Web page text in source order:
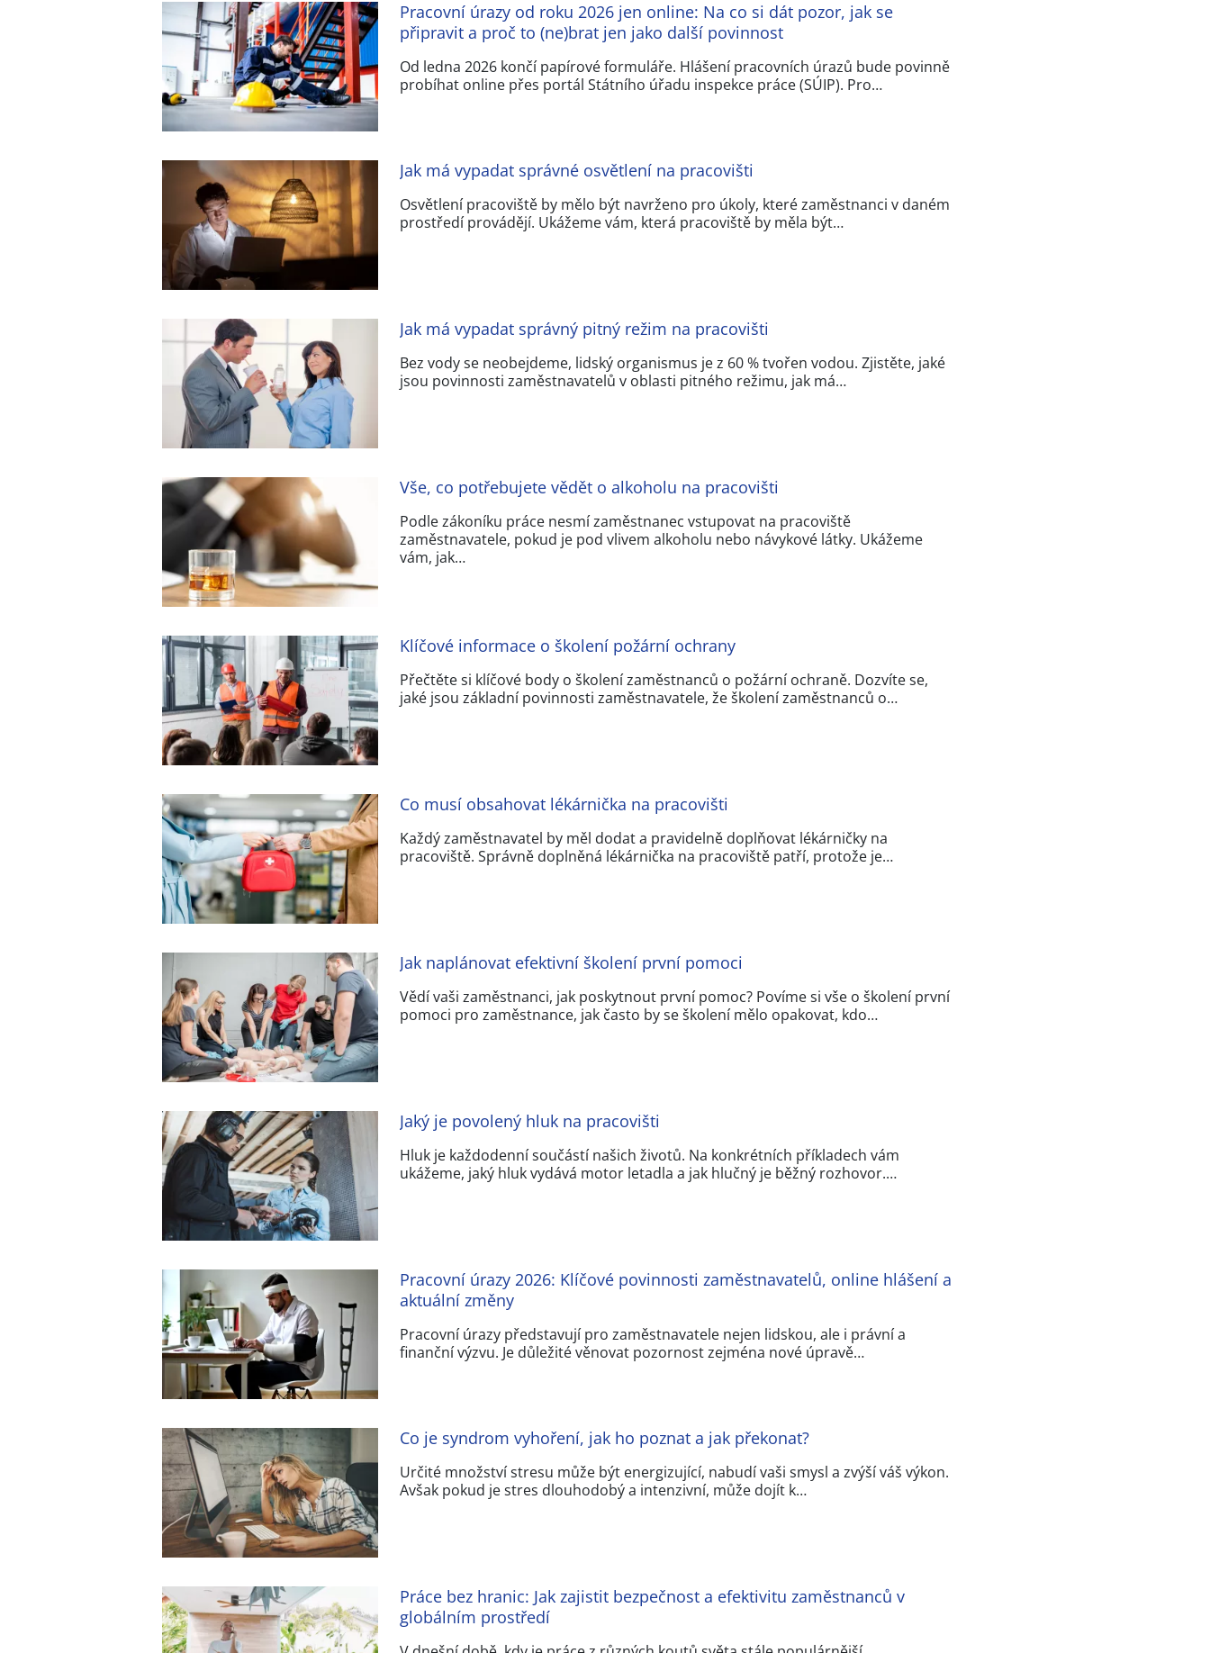
Pracovní úrazy od roku 2026 jen online: Na co si dát pozor, jak se
připravit a proč to (ne)brat jen jako další povinnost
Od ledna 2026 končí papírové formuláře. Hlášení pracovních úrazů bude povinně
probíhat online přes portál Státního úřadu inspekce práce (SÚIP). Pro…
Jak má vypadat správné osvětlení na pracovišti
Osvětlení pracoviště by mělo být navrženo pro úkoly, které zaměstnanci v daném
prostředí provádějí. Ukážeme vám, která pracoviště by měla být…
Jak má vypadat správný pitný režim na pracovišti
Bez vody se neobejdeme, lidský organismus je z 60 % tvořen vodou. Zjistěte, jaké
jsou povinnosti zaměstnavatelů v oblasti pitného režimu, jak má…
Vše, co potřebujete vědět o alkoholu na pracovišti
Podle zákoníku práce nesmí zaměstnanec vstupovat na pracoviště
zaměstnavatele, pokud je pod vlivem alkoholu nebo návykové látky. Ukážeme
vám, jak…
Klíčové informace o školení požární ochrany
Přečtěte si klíčové body o školení zaměstnanců o požární ochraně. Dozvíte se,
jaké jsou základní povinnosti zaměstnavatele, že školení zaměstnanců o…
Co musí obsahovat lékárnička na pracovišti
Každý zaměstnavatel by měl dodat a pravidelně doplňovat lékárničky na
pracoviště. Správně doplněná lékárnička na pracoviště patří, protože je…
Jak naplánovat efektivní školení první pomoci
Vědí vaši zaměstnanci, jak poskytnout první pomoc? Povíme si vše o školení první
pomoci pro zaměstnance, jak často by se školení mělo opakovat, kdo…
Jaký je povolený hluk na pracovišti
Hluk je každodenní součástí našich životů. Na konkrétních příkladech vám
ukážeme, jaký hluk vydává motor letadla a jak hlučný je běžný rozhovor.…
Pracovní úrazy 2026: Klíčové povinnosti zaměstnavatelů, online hlášení a
aktuální změny
Pracovní úrazy představují pro zaměstnavatele nejen lidskou, ale i právní a
finanční výzvu. Je důležité věnovat pozornost zejména nové úpravě…
Co je syndrom vyhoření, jak ho poznat a jak překonat?
Určité množství stresu může být energizující, nabudí vaši smysl a zvýší váš výkon.
Avšak pokud je stres dlouhodobý a intenzivní, může dojít k…
Práce bez hranic: Jak zajistit bezpečnost a efektivitu zaměstnanců v
globálním prostředí